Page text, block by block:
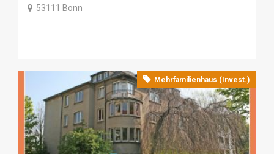
53111 Bonn
Mehrfamilienhaus (Invest.)